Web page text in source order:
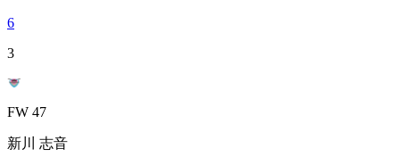
6
3
FW 47
新川 志音